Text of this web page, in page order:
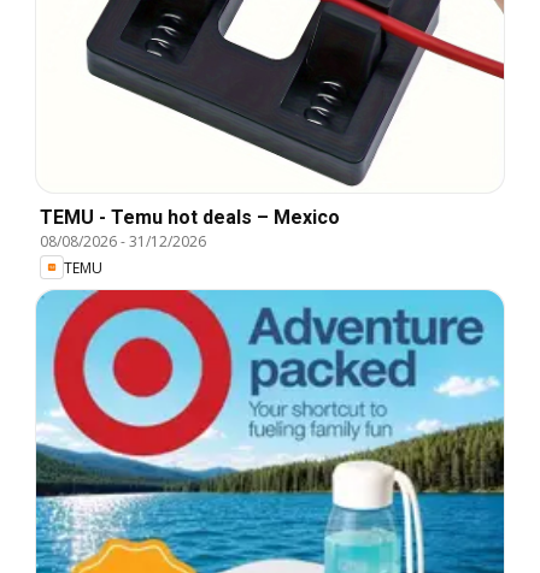
TEMU - Temu hot deals – Mexico
08/08/2026-31/12/2026
TEMU